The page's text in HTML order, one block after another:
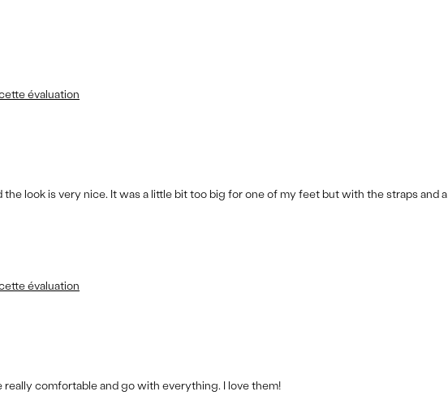
évaluation
look is very nice. It was a little bit too big for one of my feet but with the straps and a
évaluation
comfortable and go with everything. I love them!